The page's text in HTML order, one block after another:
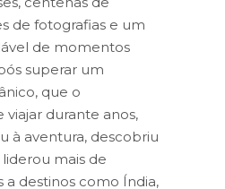
de fotografias e um
de momentos
superar um
que o
viajar durante anos,
à aventura, descobriu
mais de
a destinos como Índia,